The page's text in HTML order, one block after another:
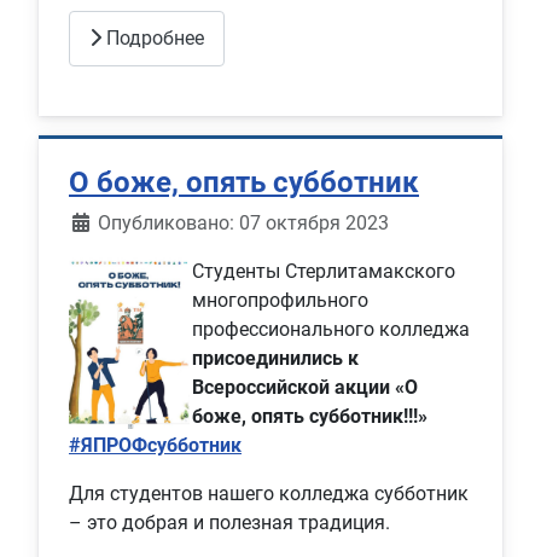
Подробнее
О боже, опять субботник
Информация о материале
Опубликовано: 07 октября 2023
Студенты Стерлитамакского
многопрофильного
профессионального колледжа
присоединились к
Всероссийской акции «О
боже, опять субботник!!!»
#ЯПРОФсубботник
Для студентов нашего колледжа субботник
– это добрая и полезная традиция.